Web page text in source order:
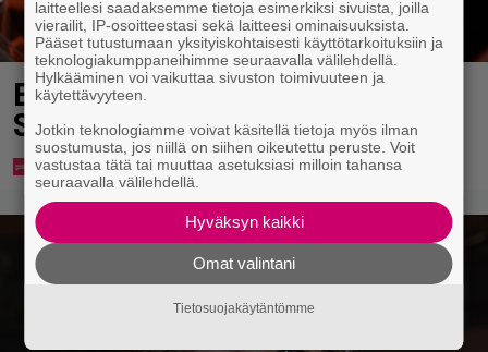
Eurojackpotista 80 000 euroa
Suomeen – tänne
laitteellesi saadaksemme tietoja esimerkiksi sivuista, joilla
vierailit, IP-osoitteestasi sekä laitteesi ominaisuuksista.
Pääset tutustumaan yksityiskohtaisesti käyttötarkoituksiin ja
teknologiakumppaneihimme seuraavalla välilehdellä.
Hylkääminen voi vaikuttaa sivuston toimivuuteen ja
käytettävyyteen.
Jotkin teknologiamme voivat käsitellä tietoja myös ilman
suostumusta, jos niillä on siihen oikeutettu peruste. Voit
vastustaa tätä tai muuttaa asetuksiasi milloin tahansa
seuraavalla välilehdellä.
Hyväksyn kaikki
Omat valintani
Tietosuojakäytäntömme